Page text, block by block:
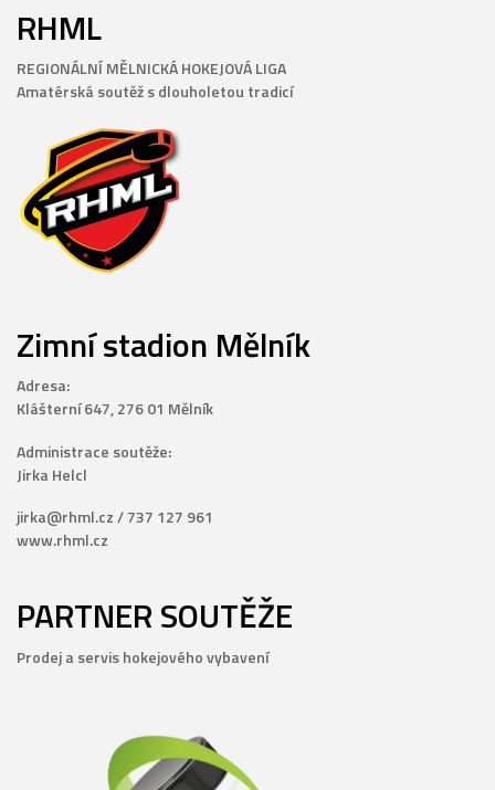
RHML
REGIONÁLNÍ MĚLNICKÁ HOKEJOVÁ LIGA
Amatérská soutěž s dlouholetou tradicí
Zimní stadion Mělník
Adresa:
Klášterní 647, 276 01 Mělník
Administrace soutěže:
Jirka Helcl
jirka@rhml.cz / 737 127 961
www.rhml.cz
PARTNER SOUTĚŽE
Prodej a servis hokejového vybavení